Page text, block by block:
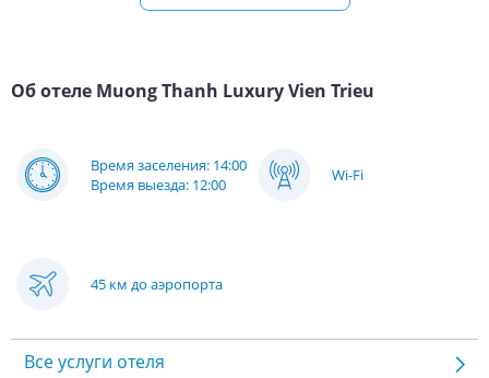
Об отеле Muong Thanh Luxury Vien Trieu
Время заселения: 14:00
Время выезда: 12:00
Wi-Fi
45 км до аэропорта
Все услуги отеля